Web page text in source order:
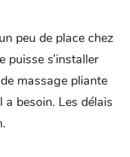
peu de place chez
puisse s’installer
massage pliante
besoin. Les délais